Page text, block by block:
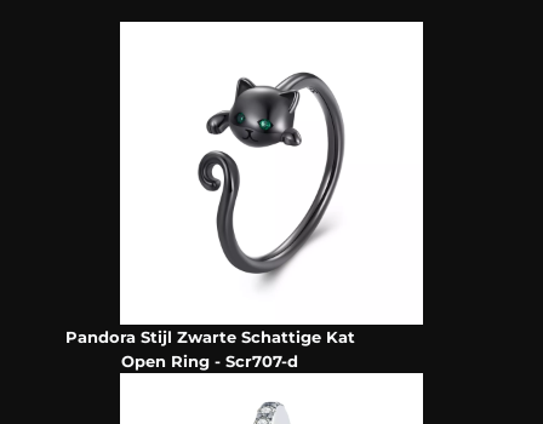
Pandora Stijl Zwarte Schattige Kat
Open Ring - Scr707-d